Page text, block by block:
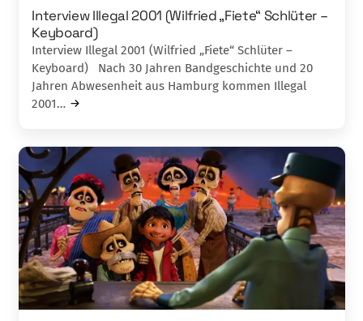
Interview Illegal 2001 (Wilfried „Fiete“ Schlüter –
Keyboard)
Interview Illegal 2001 (Wilfried „Fiete“ Schlüter –
Keyboard) Nach 30 Jahren Bandgeschichte und 20
Jahren Abwesenheit aus Hamburg kommen Illegal
2001…